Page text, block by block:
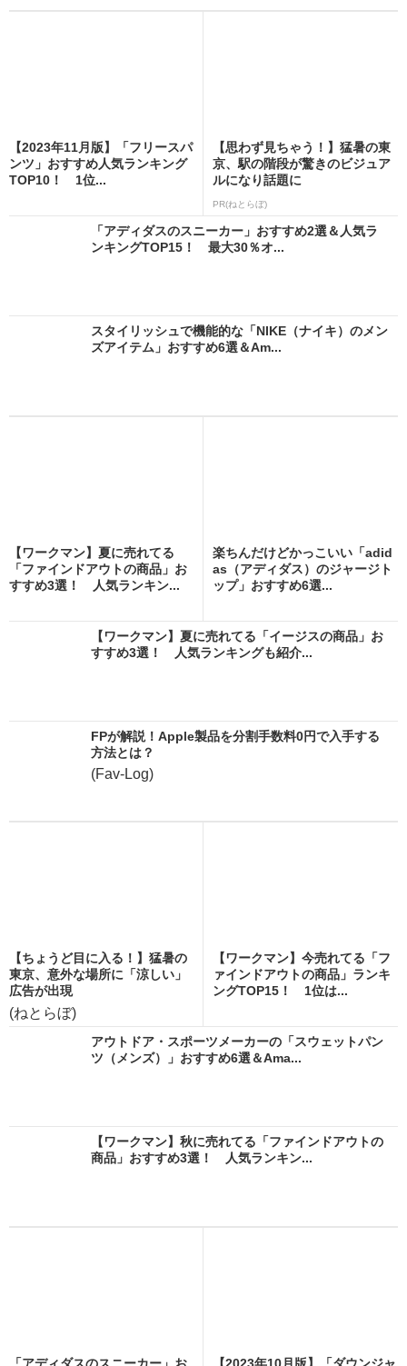
【2023年11月版】「フリースパ
ンツ」おすすめ人気ランキング
TOP10！ 1位...
【思わず見ちゃう！】猛暑の東
京、駅の階段が驚きのビジュア
ルになり話題に
PR(ねとらぼ)
「アディダスのスニーカー」おすすめ2選＆人気ラ
ンキングTOP15！ 最大30％オ...
スタイリッシュで機能的な「NIKE（ナイキ）のメン
ズアイテム」おすすめ6選＆Am...
【ワークマン】夏に売れてる
「ファインドアウトの商品」お
すすめ3選！ 人気ランキン...
楽ちんだけどかっこいい「adid
as（アディダス）のジャージト
ップ」おすすめ6選...
【ワークマン】夏に売れてる「イージスの商品」お
すすめ3選！ 人気ランキングも紹介...
FPが解説！Apple製品を分割手数料0円で入手する
方法とは？
(Fav-Log)
【ちょうど目に入る！】猛暑の
東京、意外な場所に「涼しい」
広告が出現
(ねとらぼ)
【ワークマン】今売れてる「フ
ァインドアウトの商品」ランキ
ングTOP15！ 1位は...
アウトドア・スポーツメーカーの「スウェットパン
ツ（メンズ）」おすすめ6選＆Ama...
【ワークマン】秋に売れてる「ファインドアウトの
商品」おすすめ3選！ 人気ランキン...
「アディダスのスニーカー」お 【2023年10月版】「ダウンジャ